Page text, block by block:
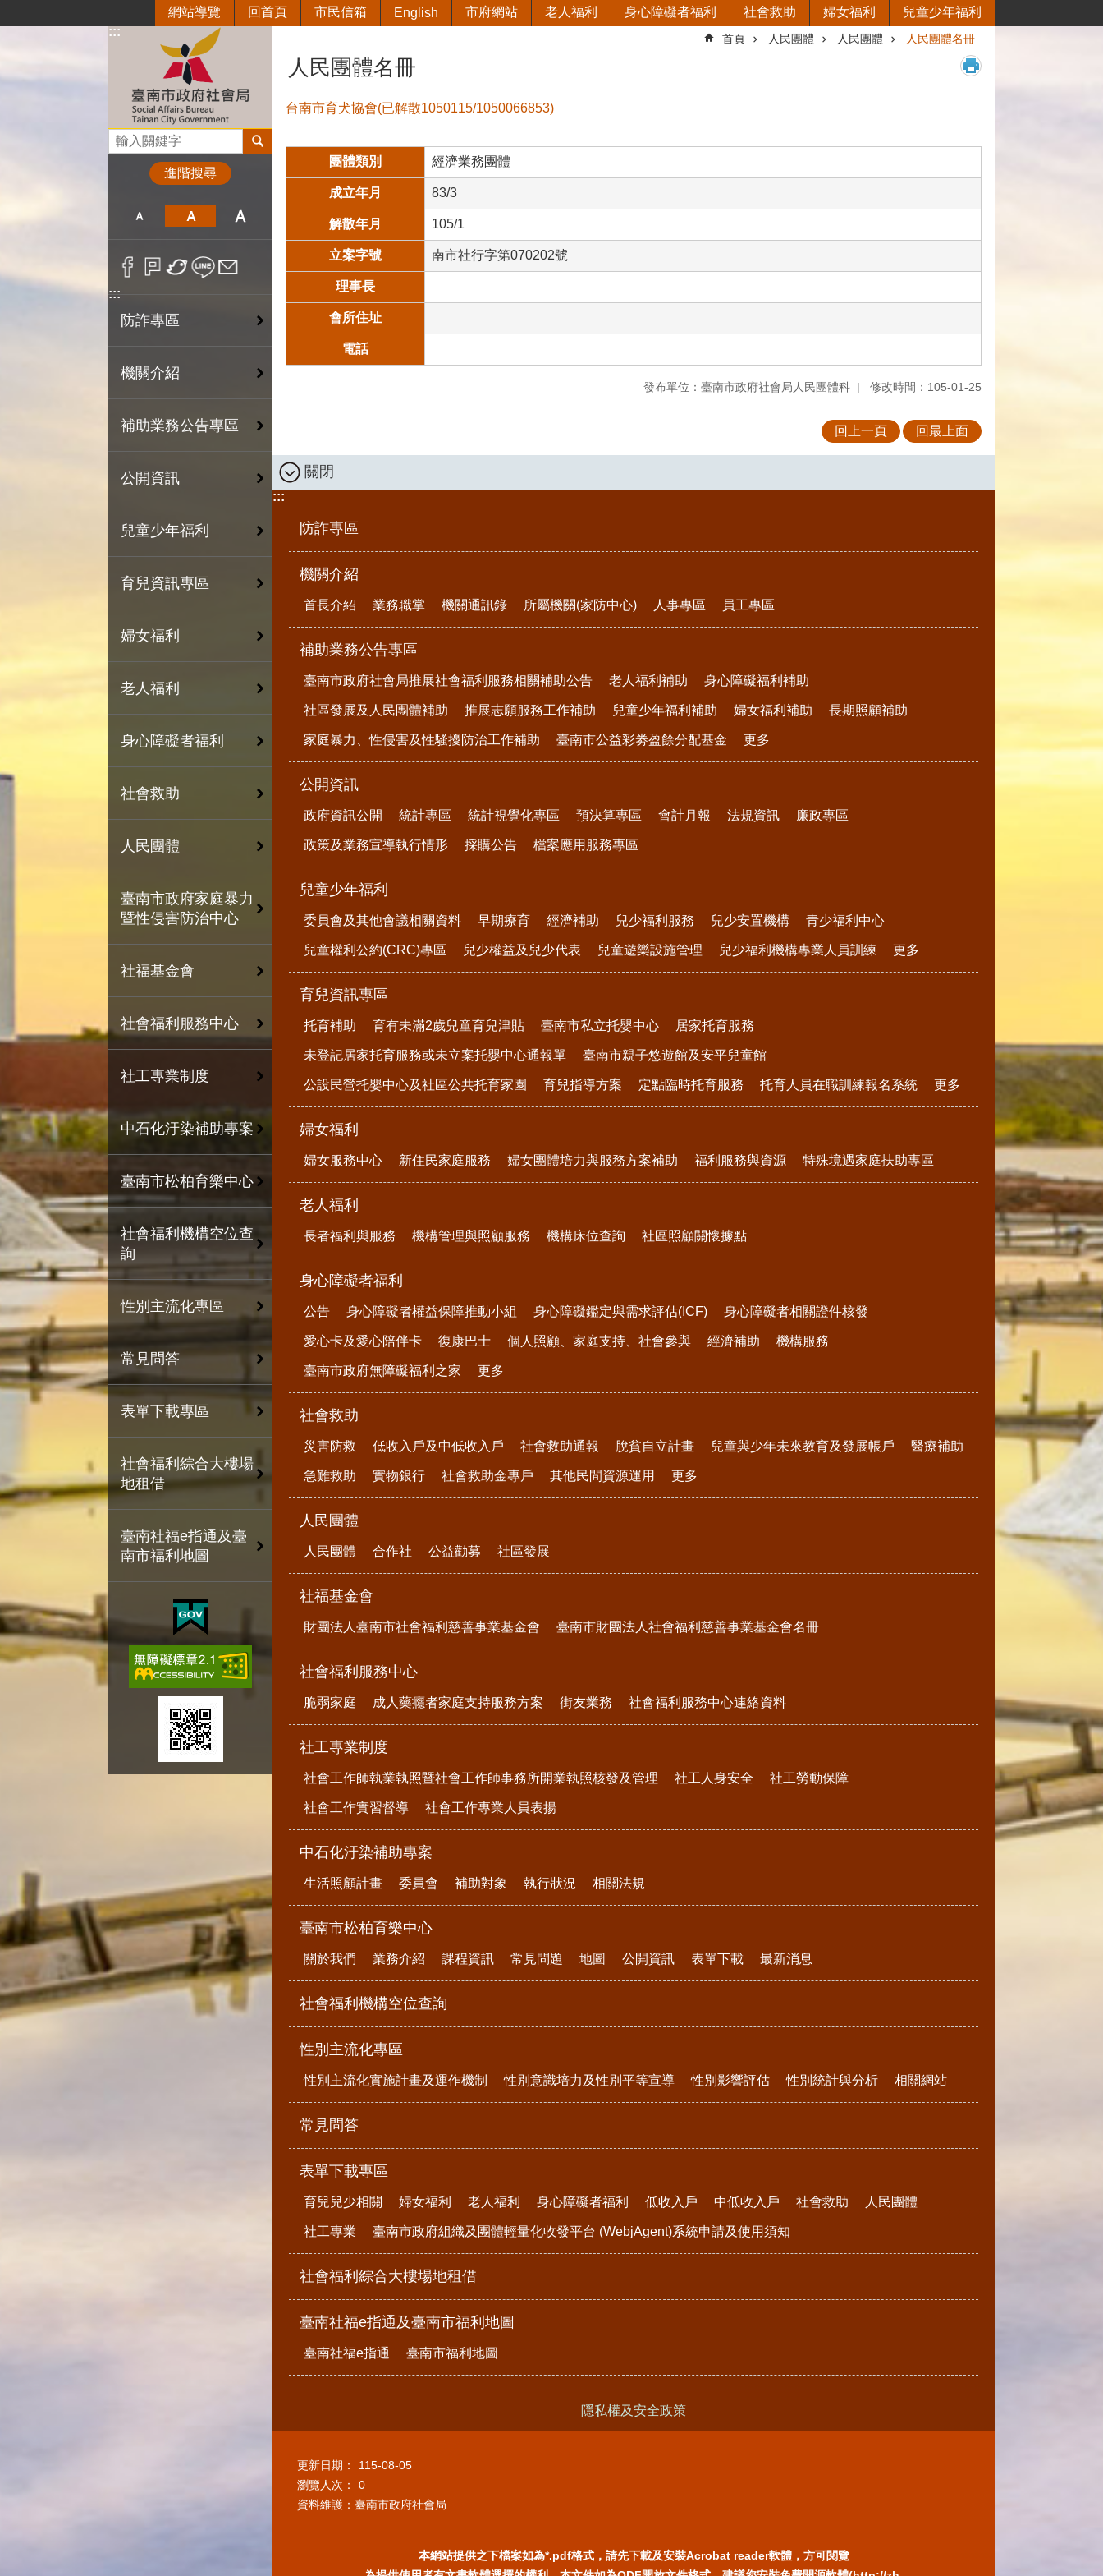
:::
網站導覽 回首頁 市民信箱 English 市府網站 老人福利 身心障礙者福利 社會救助 婦女福利 兒童少年福利
搜尋
進階搜尋
:::
防詐專區
機關介紹
補助業務公告專區
公開資訊
兒童少年福利
育兒資訊專區
婦女福利
老人福利
身心障礙者福利
社會救助
人民團體
臺南市政府家庭暴力
暨性侵害防治中心
社福基金會
社會福利服務中心
社工專業制度
中石化汙染補助專案
臺南市松柏育樂中心
社會福利機構空位查
詢
性別主流化專區
常見問答
表單下載專區
社會福利綜合大樓場
地租借
臺南社福e指通及臺
南市福利地圖
首頁 人民團體 人民團體 人民團體名冊
人民團體名冊
台南市育犬協會(已解散1050115/1050066853)
團體類別 經濟業務團體
成立年月 83/3
解散年月 105/1
立案字號 南市社行字第070202號
理事長
會所住址
電話
發布單位：臺南市政府社會局人民團體科 修改時間：105-01-25
回上一頁 回最上面
關閉
:::
防詐專區
機關介紹
首長介紹 業務職掌 機關通訊錄 所屬機關(家防中心) 人事專區 員工專區
補助業務公告專區
臺南市政府社會局推展社會福利服務相關補助公告 老人福利補助 身心障礙福利補助
社區發展及人民團體補助 推展志願服務工作補助 兒童少年福利補助 婦女福利補助 長期照顧補助
家庭暴力、性侵害及性騷擾防治工作補助 臺南市公益彩劵盈餘分配基金 更多
公開資訊
政府資訊公開 統計專區 統計視覺化專區 預決算專區 會計月報 法規資訊 廉政專區
政策及業務宣導執行情形 採購公告 檔案應用服務專區
兒童少年福利
委員會及其他會議相關資料 早期療育 經濟補助 兒少福利服務 兒少安置機構 青少福利中心
兒童權利公約(CRC)專區 兒少權益及兒少代表 兒童遊樂設施管理 兒少福利機構專業人員訓練 更多
育兒資訊專區
托育補助 育有未滿2歲兒童育兒津貼 臺南市私立托嬰中心 居家托育服務
未登記居家托育服務或未立案托嬰中心通報單 臺南市親子悠遊館及安平兒童館
公設民營托嬰中心及社區公共托育家園 育兒指導方案 定點臨時托育服務 托育人員在職訓練報名系統 更多
婦女福利
婦女服務中心 新住民家庭服務 婦女團體培力與服務方案補助 福利服務與資源 特殊境遇家庭扶助專區
老人福利
長者福利與服務 機構管理與照顧服務 機構床位查詢 社區照顧關懷據點
身心障礙者福利
公告 身心障礙者權益保障推動小組 身心障礙鑑定與需求評估(ICF) 身心障礙者相關證件核發
愛心卡及愛心陪伴卡 復康巴士 個人照顧、家庭支持、社會參與 經濟補助 機構服務
臺南市政府無障礙福利之家 更多
社會救助
災害防救 低收入戶及中低收入戶 社會救助通報 脫貧自立計畫 兒童與少年未來教育及發展帳戶 醫療補助
急難救助 實物銀行 社會救助金專戶 其他民間資源運用 更多
人民團體
人民團體 合作社 公益勸募 社區發展
社福基金會
財團法人臺南市社會福利慈善事業基金會 臺南市財團法人社會福利慈善事業基金會名冊
社會福利服務中心
脆弱家庭 成人藥癮者家庭支持服務方案 街友業務 社會福利服務中心連絡資料
社工專業制度
社會工作師執業執照暨社會工作師事務所開業執照核發及管理 社工人身安全 社工勞動保障
社會工作實習督導 社會工作專業人員表揚
中石化汙染補助專案
生活照顧計畫 委員會 補助對象 執行狀況 相關法規
臺南市松柏育樂中心
關於我們 業務介紹 課程資訊 常見問題 地圖 公開資訊 表單下載 最新消息
社會福利機構空位查詢
性別主流化專區
性別主流化實施計畫及運作機制 性別意識培力及性別平等宣導 性別影響評估 性別統計與分析 相關網站
常見問答
表單下載專區
育兒兒少相關 婦女福利 老人福利 身心障礙者福利 低收入戶 中低收入戶 社會救助 人民團體
社工專業 臺南市政府組織及團體輕量化收發平台 (WebjAgent)系統申請及使用須知
社會福利綜合大樓場地租借
臺南社福e指通及臺南市福利地圖
臺南社福e指通 臺南市福利地圖
隱私權及安全政策
更新日期：
115-08-05
瀏覽人次：
0
資料維護：臺南市政府社會局
本網站提供之下檔案如為*.pdf格式，請先下載及安裝Acrobat reader軟體，方可閱覽